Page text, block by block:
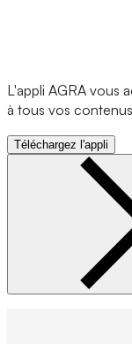
L'appli AGRA vous
à tous vos
Téléchargez l'appli